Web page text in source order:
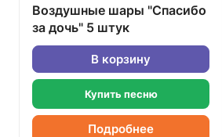
Воздушные шары "Спасибо
за дочь" 5 штук
В корзину
Купить песню
Подробнее